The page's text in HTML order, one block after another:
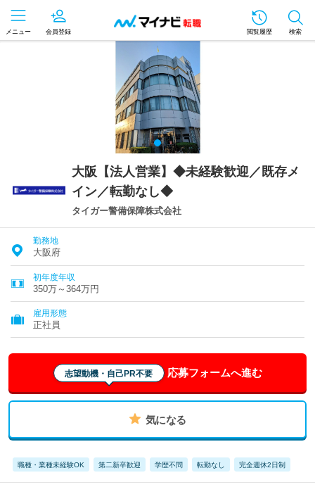
メニュー 会員登録 閲覧履歴 検索
大阪【法人営業】◆未経験歓迎／既存メ
イン／転勤なし◆
タイガー警備保障株式会社
勤務地
大阪府
初年度年収
350万～364万円
雇用形態
正社員
志望動機・自己PR不要 応募フォームへ進む
気になる
職種・業種未経験OK 第二新卒歓迎 学歴不問 転勤なし 完全週休2日制